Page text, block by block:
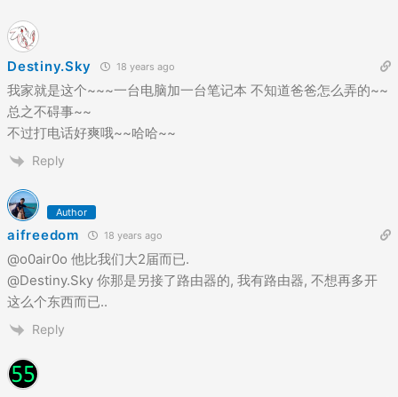
Destiny.Sky 18 years ago
我家就是这个~~~一台电脑加一台笔记本 不知道爸爸怎么弄的~~
总之不碍事~~
不过打电话好爽哦~~哈哈~~
Reply
Author
aifreedom 18 years ago
@o0air0o 他比我们大2届而已.
@Destiny.Sky 你那是另接了路由器的, 我有路由器, 不想再多开
这么个东西而已..
Reply